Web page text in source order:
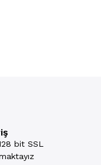
bit SSL